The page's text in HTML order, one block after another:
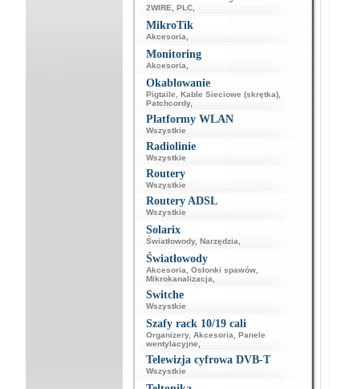
2WIRE PLC,
MikroTik
Akcesoria
Monitoring
Akcesoria
Okablowanie
Pigtaile Kable Sieciowe (skrętka),
Patchcordy,
Platformy WLAN
Wszystkie
Radiolinie
Wszystkie
Routery
Wszystkie
Routery ADSL
Wszystkie
Solarix
Światłowody, Narzędzia
Światłowody
Akcesoria Osłonki spawów,
Mikrokanalizacja
Switche
Wszystkie
Szafy rack 10/19 cali
Organizery, Akcesoria
Panele
wentylacyjne
Telewizja cyfrowa DVB-T
Wszystkie